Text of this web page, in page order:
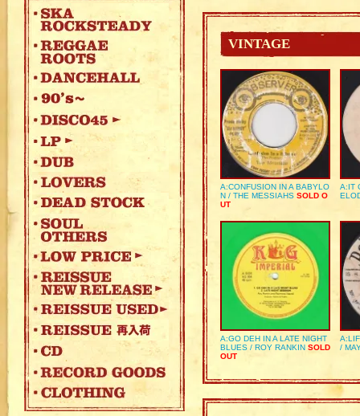
VINTAGE
A:CONFUSION IN A BABYLO
N / THE MESSIAHS SOLD O
UT
A:IT
A:GO DEH IN A LATE NIGHT
BLUES / ROY RANKIN SOLD
OUT
/